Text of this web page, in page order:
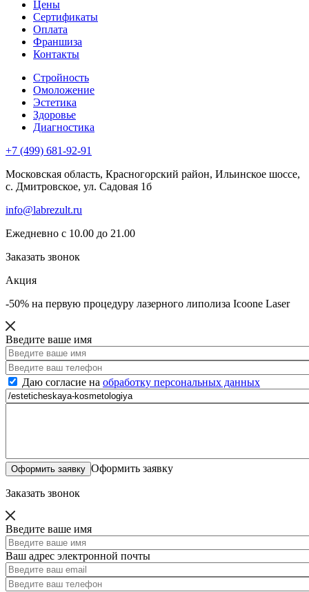
Цены
Сертификаты
Оплата
Франшиза
Контакты
Стройность
Омоложение
Эстетика
Здоровье
Диагностика
+7 (499) 681-92-91
Московская область, Красногорский район, Ильинское шоссе,
с. Дмитровское, ул. Садовая 1б
info@labrezult.ru
Ежедневно с 10.00 до 21.00
Заказать звонок
Акция
-50% на первую процедуру лазерного липолиза Icoone Laser
Введите ваше имя
Даю согласие на обработку персональных данных
Оформить заявку
Заказать звонок
Введите ваше имя
Ваш адрес электронной почты